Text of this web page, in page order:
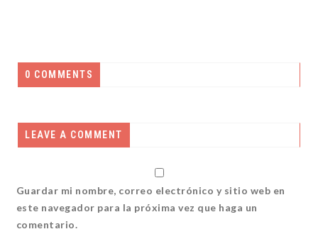
0 COMMENTS
LEAVE A COMMENT
Guardar mi nombre, correo electrónico y sitio web en
este navegador para la próxima vez que haga un
comentario.